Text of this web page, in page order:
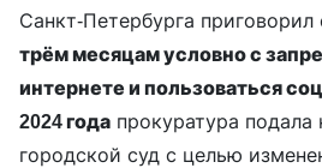
Санкт-Петербурга приговорил
трём месяцам условно с
интернете и пользоваться
2024 года прокуратура
городской суд с целью